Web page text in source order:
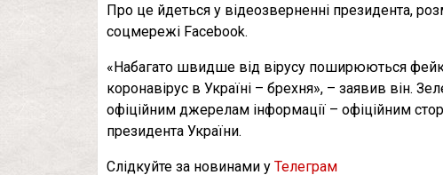
Про це йдеться у відеозверненні президента,
соцмережі Facebook.
«Набагато швидше від вірусу поширюються
коронавірус в Україні – брехня», – заявив він.
офіційним джерелам інформації – офіційним
президента України.
Слідкуйте за новинами у Телеграм